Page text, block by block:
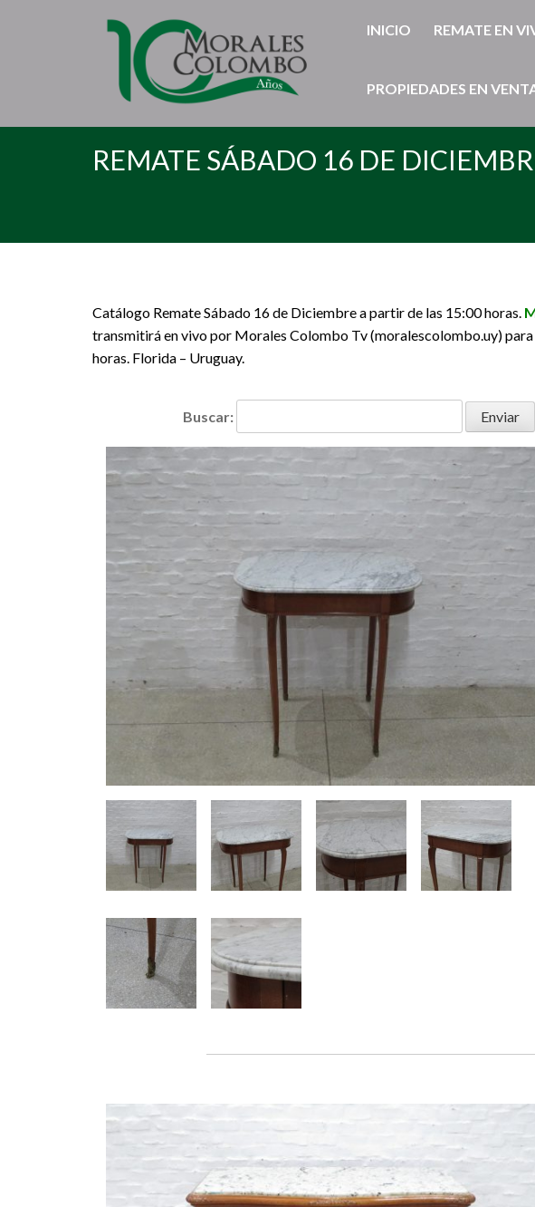
INICIO REMATE EN
PROPIEDADES EN
REMATE SÁBADO 16 DE
Catálogo Remate Sábado 16 de Diciembre a partir de las 15:00 horas.
transmitirá en vivo por Morales Colombo Tv (moralescolombo.uy)
horas. Florida – Uruguay.
Buscar: